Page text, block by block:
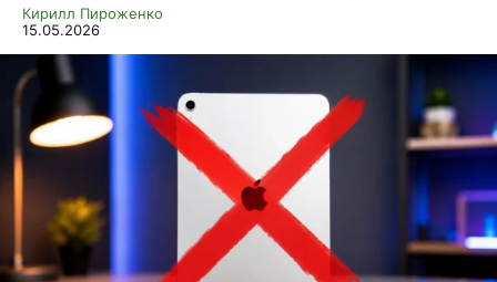
Кирилл Пироженко
15.05.2026